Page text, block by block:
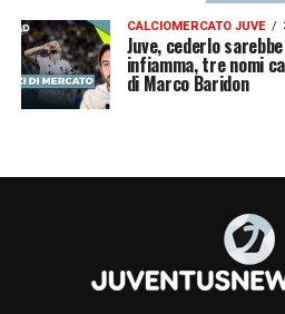
CALCIOMERCATO JUVE
Juve, cederlo
infiamma, tre nomi
di Marco Baridon